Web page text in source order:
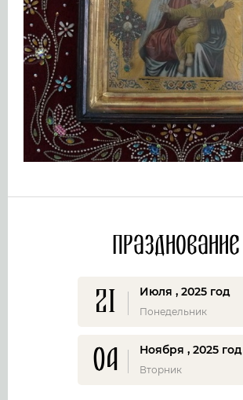
Празднование
21 Июля , 2025 год
Понедельник
04 Ноября , 2025 год
Вторник